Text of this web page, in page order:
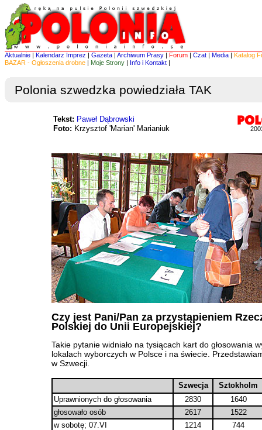
Aktualnie | Kalendarz Imprez | Gazeta | Archiwum Prasy | Forum | Czat | Media | Katalog
BAZAR - Ogłoszenia drobne | Moje Strony | Info i Kontakt |
Polonia szwedzka powiedziała TAK
Tekst: Paweł Dąbrowski
Foto: Krzysztof 'Marian' Marianiuk
Czy jest Pani/Pan za przystąpieniem
Polskiej do Unii Europejskiej?
Takie pytanie widniało na tysiącach kart do głosowania
lokalach wyborczych w Polsce i na świecie.
w Szwecji.
Szwecja
Sztokholm
Uprawnionych do głosowania
2830
1640
głosowało osób
2617
1522
w sobotę; 07.VI
1214
744